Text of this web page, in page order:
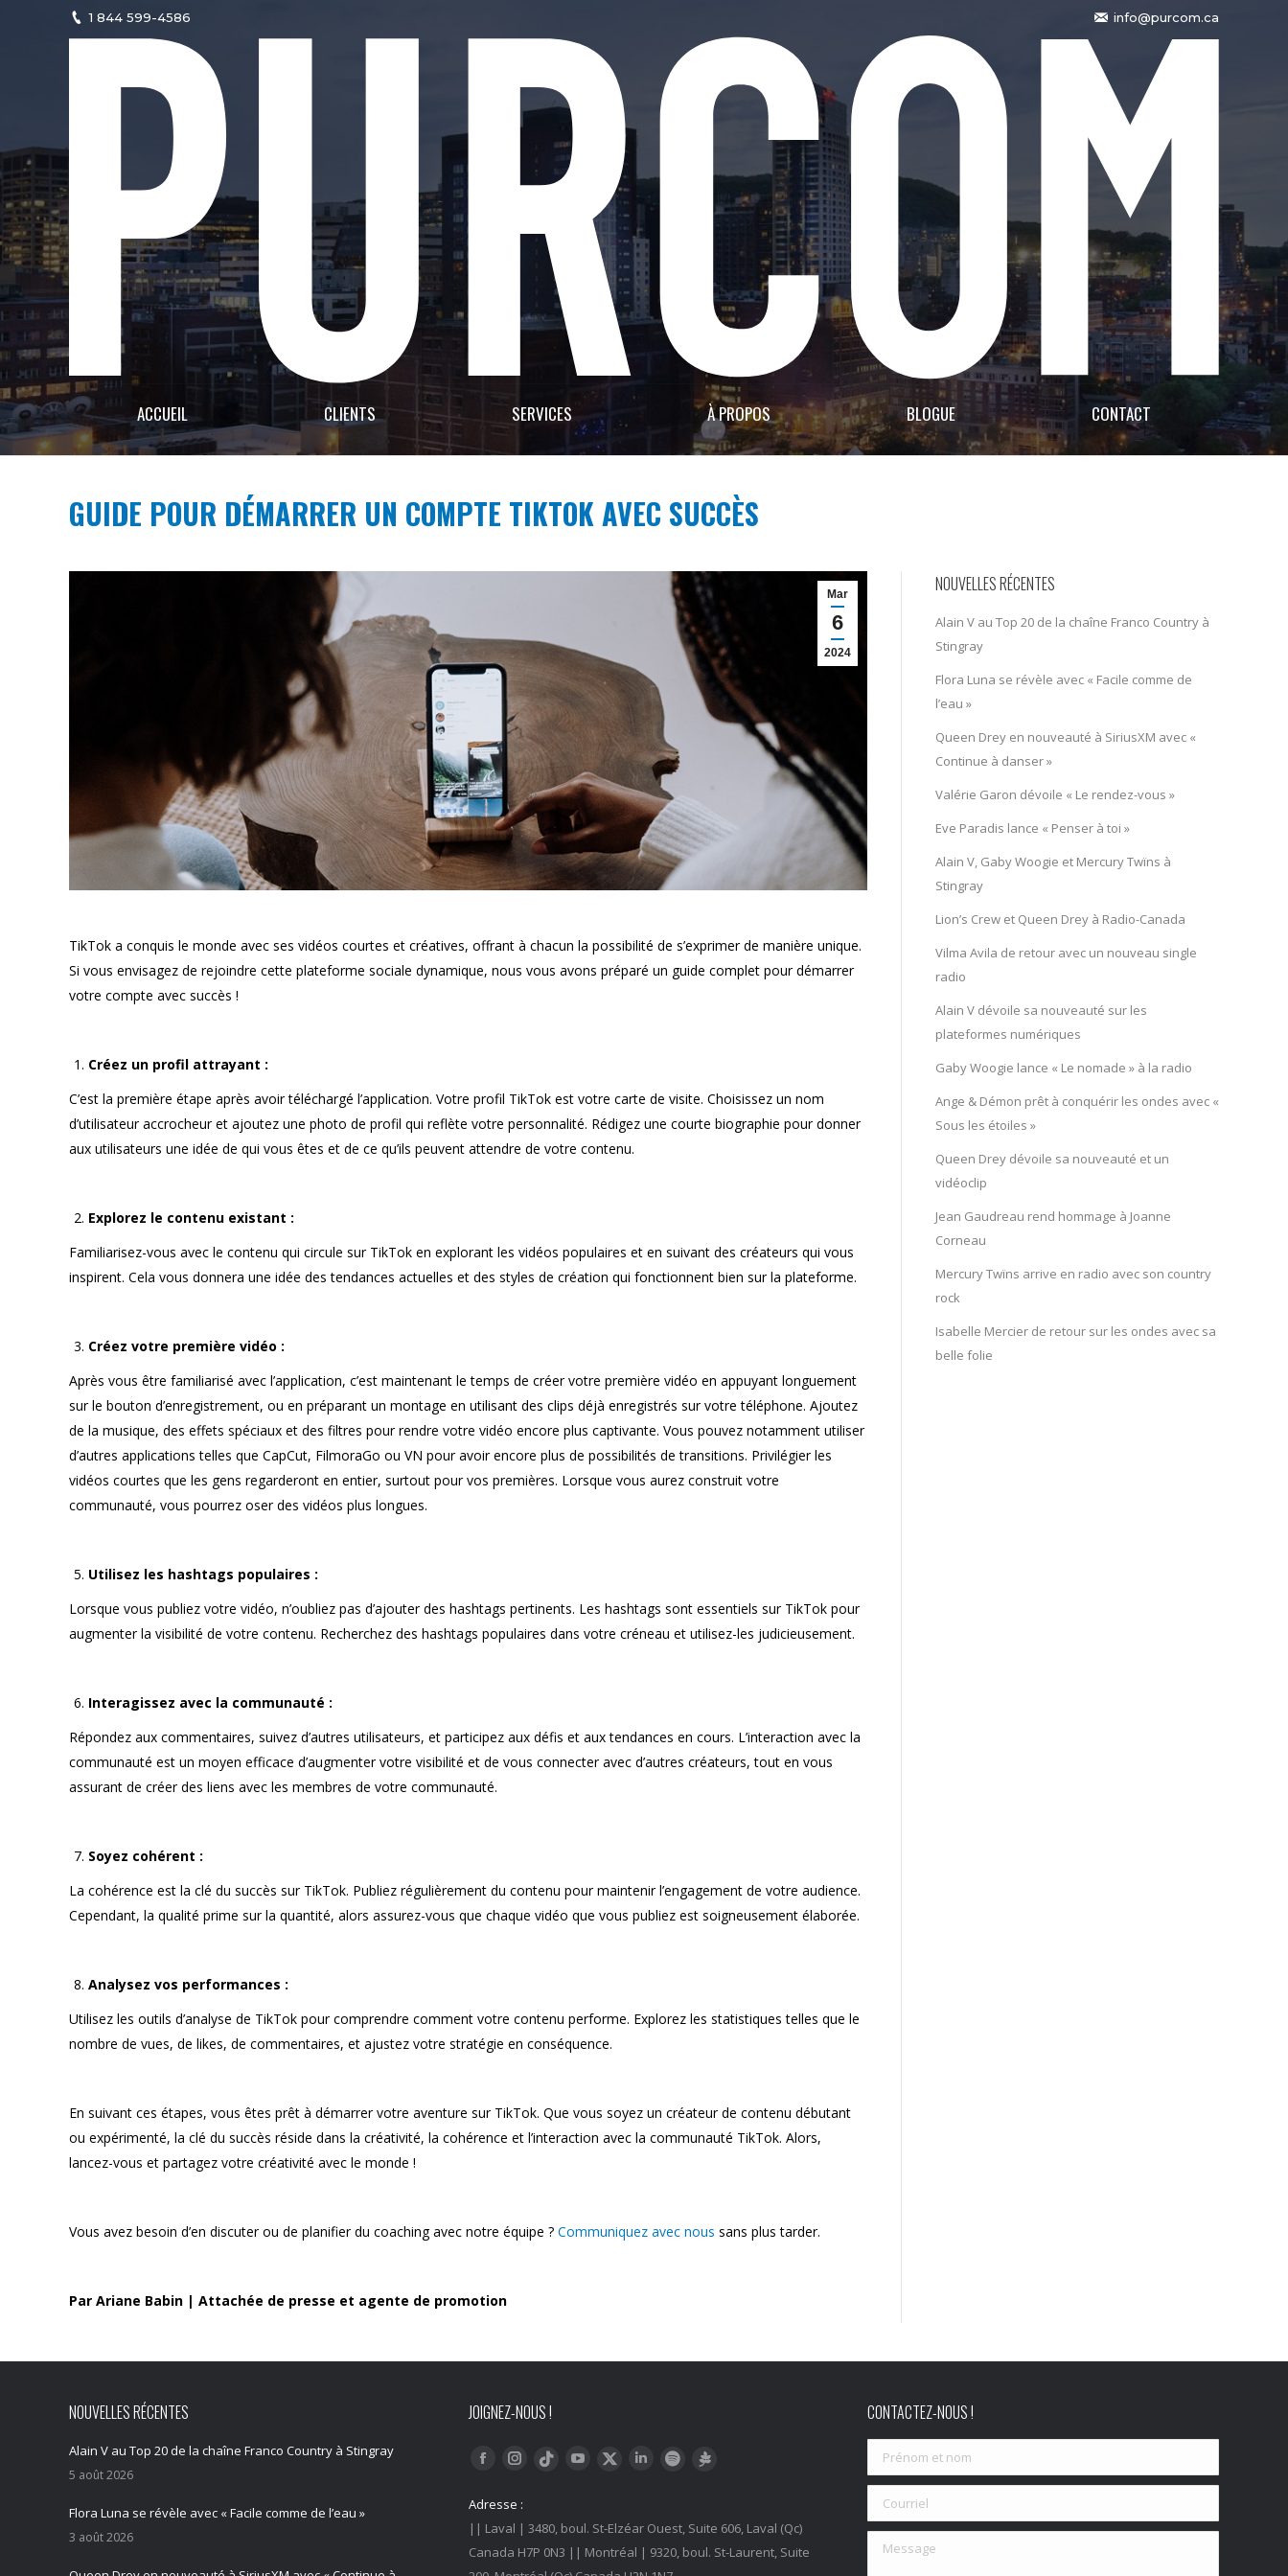
1 844 599-4586 info@purcom.ca
ACCUEIL CLIENTS SERVICES À PROPOS BLOGUE CONTACT
GUIDE POUR DÉMARRER UN COMPTE TIKTOK AVEC SUCCÈS
Mar
6
2024
TikTok a conquis le monde avec ses vidéos courtes et créatives, offrant à chacun la possibilité de s’exprimer de manière unique.
Si vous envisagez de rejoindre cette plateforme sociale dynamique, nous vous avons préparé un guide complet pour démarrer
votre compte avec succès !
Créez un profil attrayant :
C’est la première étape après avoir téléchargé l’application. Votre profil TikTok est votre carte de visite. Choisissez un nom
d’utilisateur accrocheur et ajoutez une photo de profil qui reflète votre personnalité. Rédigez une courte biographie pour donner
aux utilisateurs une idée de qui vous êtes et de ce qu’ils peuvent attendre de votre contenu.
Explorez le contenu existant :
Familiarisez-vous avec le contenu qui circule sur TikTok en explorant les vidéos populaires et en suivant des créateurs qui vous
inspirent. Cela vous donnera une idée des tendances actuelles et des styles de création qui fonctionnent bien sur la plateforme.
Créez votre première vidéo :
Après vous être familiarisé avec l’application, c’est maintenant le temps de créer votre première vidéo en appuyant longuement
sur le bouton d’enregistrement, ou en préparant un montage en utilisant des clips déjà enregistrés sur votre téléphone. Ajoutez
de la musique, des effets spéciaux et des filtres pour rendre votre vidéo encore plus captivante. Vous pouvez notamment utiliser
d’autres applications telles que CapCut, FilmoraGo ou VN pour avoir encore plus de possibilités de transitions. Privilégier les
vidéos courtes que les gens regarderont en entier, surtout pour vos premières. Lorsque vous aurez construit votre
communauté, vous pourrez oser des vidéos plus longues.
Utilisez les hashtags populaires :
Lorsque vous publiez votre vidéo, n’oubliez pas d’ajouter des hashtags pertinents. Les hashtags sont essentiels sur TikTok pour
augmenter la visibilité de votre contenu. Recherchez des hashtags populaires dans votre créneau et utilisez-les judicieusement.
Interagissez avec la communauté :
Répondez aux commentaires, suivez d’autres utilisateurs, et participez aux défis et aux tendances en cours. L’interaction avec la
communauté est un moyen efficace d’augmenter votre visibilité et de vous connecter avec d’autres créateurs, tout en vous
assurant de créer des liens avec les membres de votre communauté.
Soyez cohérent :
La cohérence est la clé du succès sur TikTok. Publiez régulièrement du contenu pour maintenir l’engagement de votre audience.
Cependant, la qualité prime sur la quantité, alors assurez-vous que chaque vidéo que vous publiez est soigneusement élaborée.
Analysez vos performances :
Utilisez les outils d’analyse de TikTok pour comprendre comment votre contenu performe. Explorez les statistiques telles que le
nombre de vues, de likes, de commentaires, et ajustez votre stratégie en conséquence.
En suivant ces étapes, vous êtes prêt à démarrer votre aventure sur TikTok. Que vous soyez un créateur de contenu débutant
ou expérimenté, la clé du succès réside dans la créativité, la cohérence et l’interaction avec la communauté TikTok. Alors,
lancez-vous et partagez votre créativité avec le monde !
Vous avez besoin d’en discuter ou de planifier du coaching avec notre équipe ? Communiquez avec nous sans plus tarder.
Par Ariane Babin | Attachée de presse et agente de promotion
NOUVELLES RÉCENTES
Alain V au Top 20 de la chaîne Franco Country à
Stingray
Flora Luna se révèle avec « Facile comme de
l’eau »
Queen Drey en nouveauté à SiriusXM avec «
Continue à danser »
Valérie Garon dévoile « Le rendez-vous »
Eve Paradis lance « Penser à toi »
Alain V, Gaby Woogie et Mercury Twïns à
Stingray
Lion’s Crew et Queen Drey à Radio-Canada
Vilma Avila de retour avec un nouveau single
radio
Alain V dévoile sa nouveauté sur les
plateformes numériques
Gaby Woogie lance « Le nomade » à la radio
Ange & Démon prêt à conquérir les ondes avec «
Sous les étoiles »
Queen Drey dévoile sa nouveauté et un
vidéoclip
Jean Gaudreau rend hommage à Joanne
Corneau
Mercury Twïns arrive en radio avec son country
rock
Isabelle Mercier de retour sur les ondes avec sa
belle folie
NOUVELLES RÉCENTES
Alain V au Top 20 de la chaîne Franco Country à Stingray
5 août 2026
Flora Luna se révèle avec « Facile comme de l’eau »
3 août 2026
JOIGNEZ-NOUS !
Trouvez nous sur :
FacebookInstagram
Tiktok YouTubeTwitter LinkedInSpotify
Adresse :
|| Laval | 3480, boul. St-Elzéar Ouest, Suite 606, Laval (Qc)
Canada H7P 0N3 || Montréal | 9320, boul. St-Laurent, Suite
CONTACTEZ-NOUS !